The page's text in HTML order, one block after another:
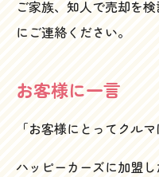
ご家族、知人で売却を
にご連絡ください。
お客様に一言
「お客様にとってクル
ハッピーカーズに加盟